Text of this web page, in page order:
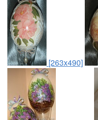
[263x490]